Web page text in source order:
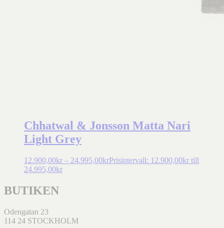
Chhatwal & Jonsson Matta Nari
Light Grey
12.900,00kr – 24.995,00krPrisintervall: 12.900,00kr till
24.995,00kr
BUTIKEN
Odengatan 23
114 24 STOCKHOLM